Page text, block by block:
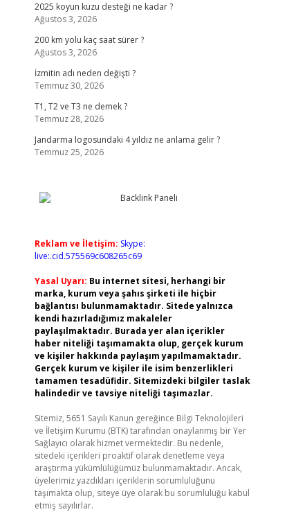
2025 koyun kuzu desteği ne kadar ?
Ağustos 3, 2026
200 km yolu kaç saat sürer ?
Ağustos 3, 2026
İzmitin adı neden değişti ?
Temmuz 30, 2026
T1, T2 ve T3 ne demek ?
Temmuz 28, 2026
Jandarma logosundaki 4 yıldız ne anlama gelir ?
Temmuz 25, 2026
Reklam ve İletişim: Skype:
live:.cid.575569c608265c69
Yasal Uyarı: Bu internet sitesi, herhangi bir
marka, kurum veya şahıs şirketi ile hiçbir
bağlantısı bulunmamaktadır. Sitede yalnızca
kendi hazırladığımız makaleler
paylaşılmaktadır. Burada yer alan içerikler
haber niteliği taşımamakta olup, gerçek kurum
ve kişiler hakkında paylaşım yapılmamaktadır.
Gerçek kurum ve kişiler ile isim benzerlikleri
tamamen tesadüfidir. Sitemizdeki bilgiler taslak
halindedir ve tavsiye niteliği taşımazlar.
Sitemiz, 5651 Sayılı Kanun gereğince Bilgi Teknolojileri
ve İletişim Kurumu (BTK) tarafından onaylanmış bir Yer
Sağlayıcı olarak hizmet vermektedir. Bu nedenle,
sitedeki içerikleri proaktif olarak denetleme veya
araştırma yükümlülüğümüz bulunmamaktadır. Ancak,
üyelerimiz yazdıkları içeriklerin sorumluluğunu
taşımakta olup, siteye üye olarak bu sorumluluğu kabul
etmiş sayılırlar.